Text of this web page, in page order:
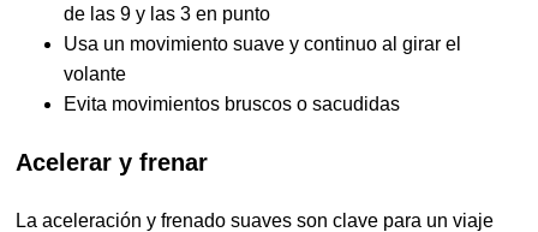
de las 9 y las 3 en punto
Usa un movimiento suave y continuo al girar el
volante
Evita movimientos bruscos o sacudidas
Acelerar y frenar
La aceleración y frenado suaves son clave para un viaje